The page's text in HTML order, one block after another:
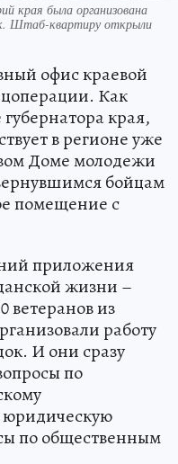
края была организована
Штаб-квартиру открыли
офис краевой
Как
края,
в регионе уже
Доме молодежи
бойцам
помещение с
приложения
жизни –
ветеранов из
работу
И они сразу
по
по общественным